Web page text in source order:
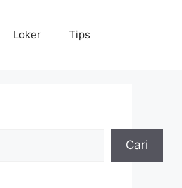
Loker Tips
Cari